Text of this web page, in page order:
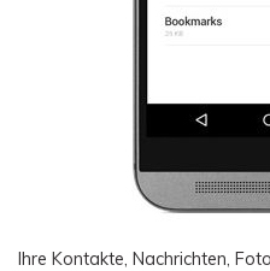
Ihre Kontakte, Nachrichten,